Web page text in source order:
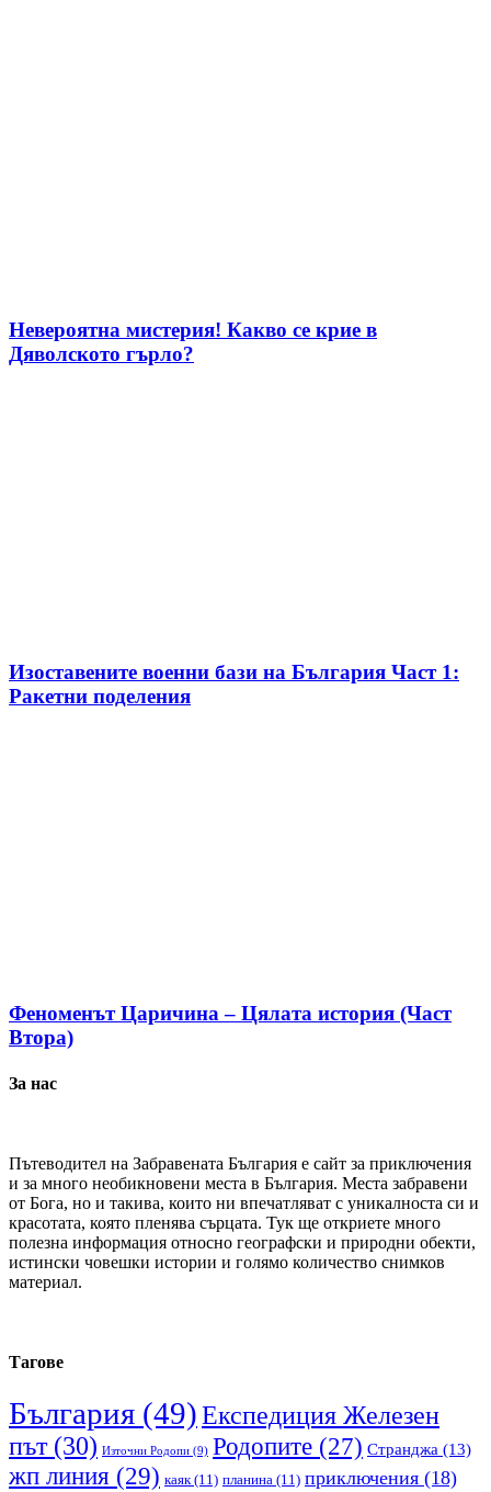
Невероятна мистерия! Какво се крие в
Дяволското гърло?
Изоставените военни бази на България Част 1:
Ракетни поделения
Феноменът Царичина – Цялата история (Част
Втора)
За нас
Пътеводител на Забравената България е сайт за приключения
и за много необикновени места в България. Места забравени
от Бога, но и такива, които ни впечатляват с уникалноста си и
красотата, която пленява сърцата. Тук ще откриете много
полезна информация относно географски и природни обекти,
истински човешки истории и голямо количество снимков
материал.
Тагове
България (49)Експедиция Железен
път(30) Източни Родопи (9) Родопите (27) Странджа (13)
жп линия (29) каяк(11) планина (11) приключения (18)